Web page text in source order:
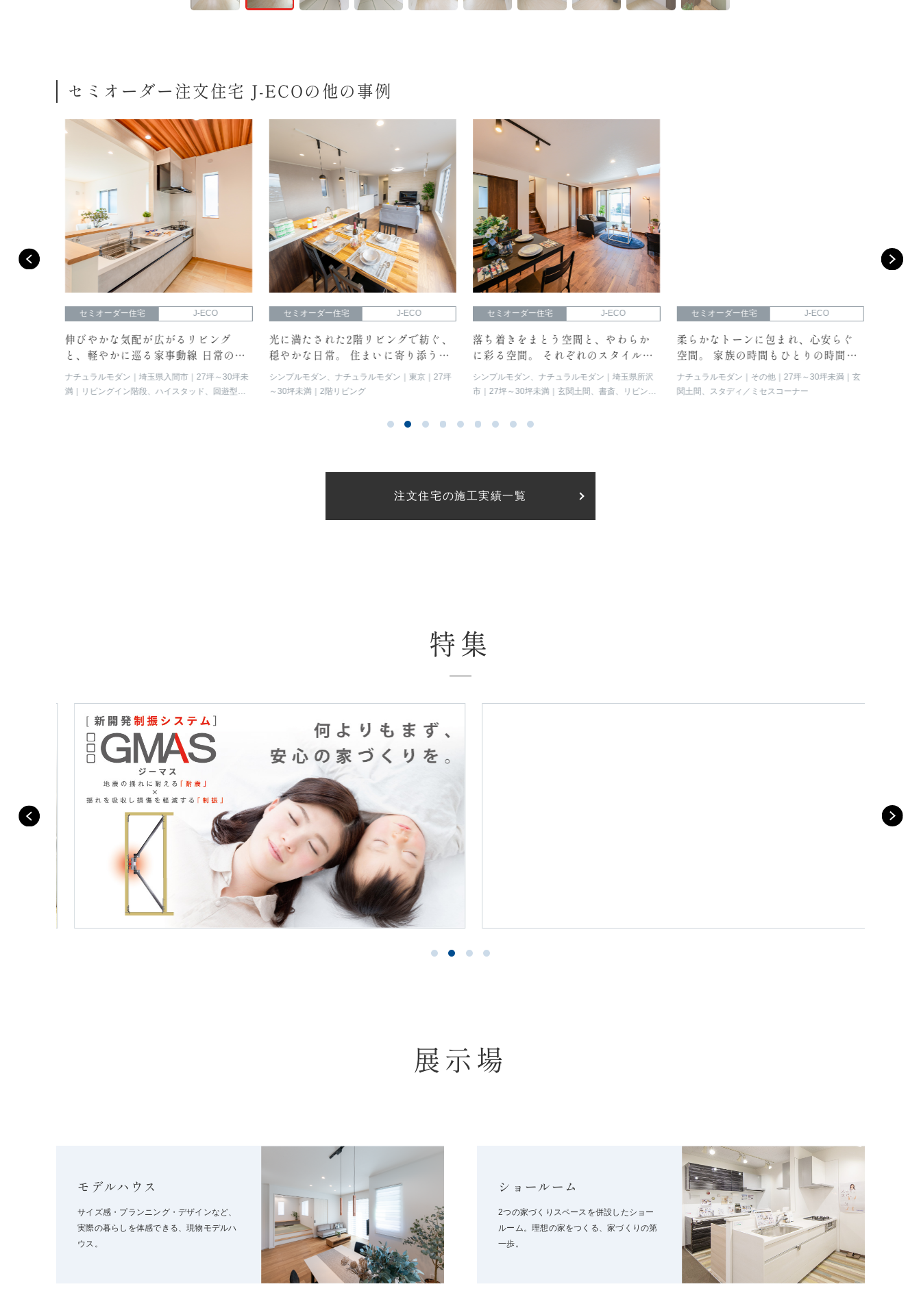
セミオーダー注文住宅 J-ECOの他の事例
セミオーダー住宅 J-ECO
伸びやかな気配が広がるリビング
と、軽やかに巡る家事動線 日常のリ
ズムを整える、心地よい住まい。
ナチュラルモダン 埼玉県入間市
27坪～30坪未
リビングイン階段、ハイスタッド、回遊型動
セミオーダー住宅 J-ECO
光に満たされた2階リビングで紡ぐ、
穏やかな日常。 住まいに寄り添う心
地よさを感じられるお家
シンプルモダン、ナチュラルモダン 東京
27坪
～30坪未満
2階リビング
セミオーダー住宅 J-ECO
落ち着きをまとう空間と、やわらか
に彩る空間。 それぞれのスタイルで
暮らしを愉しむ2棟の住まい
シンプルモダン、ナチュラルモダン
埼玉県所沢
27坪～30坪未満
玄関土間、書斎、リビング
ミリースペース）
セミオーダー住宅 J-ECO
柔らかなトーンに包まれ、心安らぐ
空間。 家族の時間もひとりの時間も
大切にできるお家。
ナチュラルモダン その他 27坪～30坪未満
玄
関土間、スタディ／ミセスコーナー
注文住宅の施工実績一覧
特集
展示場
モデルハウス
サイズ感・プランニング・デザインなど、
実際の暮らしを体感できる、現物モデルハ
ウス。
ショールーム
2つの家づくりスペースを併設したショー
ルーム。理想の家をつくる、家づくりの第
一歩。